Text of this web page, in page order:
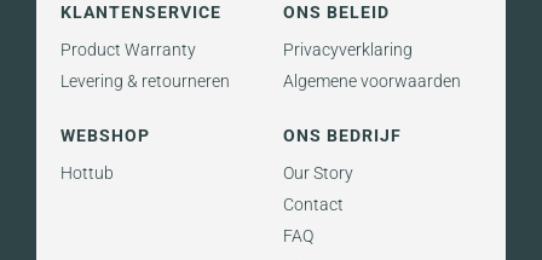
KLANTENSERVICE
Product Warranty
Levering & retourneren
ONS BELEID
Privacyverklaring
Algemene voorwaarden
WEBSHOP
Hottub
ONS BEDRIJF
Our Story
Contact
FAQ